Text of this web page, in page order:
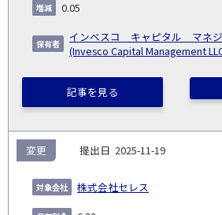
0.05
インベスコ キャピタル マネ
(Invesco Capital Management
記事を見る
2025-11-19
株式会社セレス
変更